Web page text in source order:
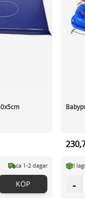
ca 1-2 dagar
KÖP
I
-